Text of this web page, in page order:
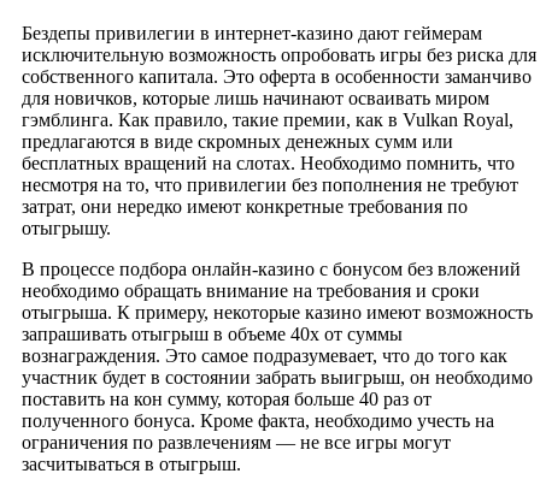
Бездепы привилегии в интернет-казино дают геймерам
исключительную возможность опробовать игры без риска для
собственного капитала. Это оферта в особенности заманчиво
для новичков, которые лишь начинают осваивать миром
гэмблинга. Как правило, такие премии, как в Vulkan Royal,
предлагаются в виде скромных денежных сумм или
бесплатных вращений на слотах. Необходимо помнить, что
несмотря на то, что привилегии без пополнения не требуют
затрат, они нередко имеют конкретные требования по
отыгрышу.
В процессе подбора онлайн-казино с бонусом без вложений
необходимо обращать внимание на требования и сроки
отыгрыша. К примеру, некоторые казино имеют возможность
запрашивать отыгрыш в объеме 40x от суммы
вознаграждения. Это самое подразумевает, что до того как
участник будет в состоянии забрать выигрыш, он необходимо
поставить на кон сумму, которая больше 40 раз от
полученного бонуса. Кроме факта, необходимо учесть на
ограничения по развлечениям — не все игры могут
засчитываться в отыгрыш.